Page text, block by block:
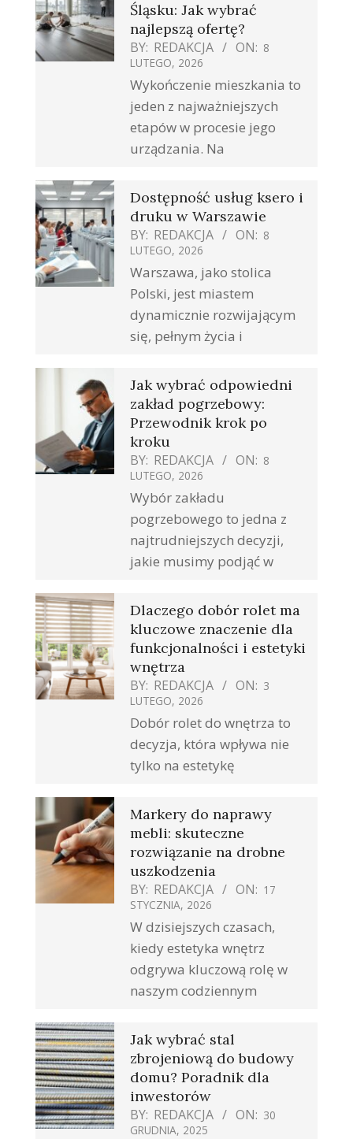
Śląsku: Jak wybrać
najlepszą ofertę?
BY: REDAKCJA ON: 8
LUTEGO, 2026
Wykończenie mieszkania to
jeden z najważniejszych
etapów w procesie jego
urządzania. Na
Dostępność usług ksero i
druku w Warszawie
BY: REDAKCJA ON: 8
LUTEGO, 2026
Warszawa, jako stolica
Polski, jest miastem
dynamicznie rozwijającym
się, pełnym życia i
Jak wybrać odpowiedni
zakład pogrzebowy:
Przewodnik krok po
kroku
BY: REDAKCJA ON: 8
LUTEGO, 2026
Wybór zakładu
pogrzebowego to jedna z
najtrudniejszych decyzji,
jakie musimy podjąć w
Dlaczego dobór rolet ma
kluczowe znaczenie dla
funkcjonalności i estetyki
wnętrza
BY: REDAKCJA ON: 3
LUTEGO, 2026
Dobór rolet do wnętrza to
decyzja, która wpływa nie
tylko na estetykę
Markery do naprawy
mebli: skuteczne
rozwiązanie na drobne
uszkodzenia
BY: REDAKCJA ON: 17
STYCZNIA, 2026
W dzisiejszych czasach,
kiedy estetyka wnętrz
odgrywa kluczową rolę w
naszym codziennym
Jak wybrać stal
zbrojeniową do budowy
domu? Poradnik dla
inwestorów
BY: REDAKCJA ON: 30
GRUDNIA, 2025